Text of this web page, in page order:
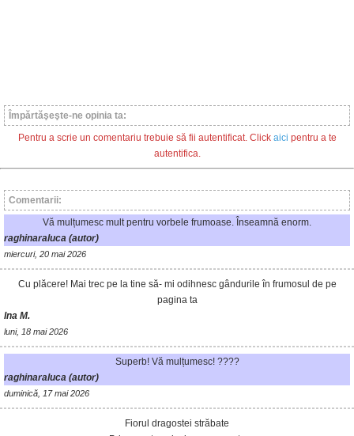
Împărtăşeşte-ne opinia ta:
Pentru a scrie un comentariu trebuie să fii autentificat. Click aici pentru a te
autentifica.
Comentarii:
Vă mulțumesc mult pentru vorbele frumoase. Înseamnă enorm.
raghinaraluca (autor)
miercuri, 20 mai 2026
Cu plăcere! Mai trec pe la tine să- mi odihnesc gândurile în frumosul de pe
pagina ta
Ina M.
luni, 18 mai 2026
Superb! Vă mulțumesc! ????
raghinaraluca (autor)
duminică, 17 mai 2026
Fiorul dragostei străbate